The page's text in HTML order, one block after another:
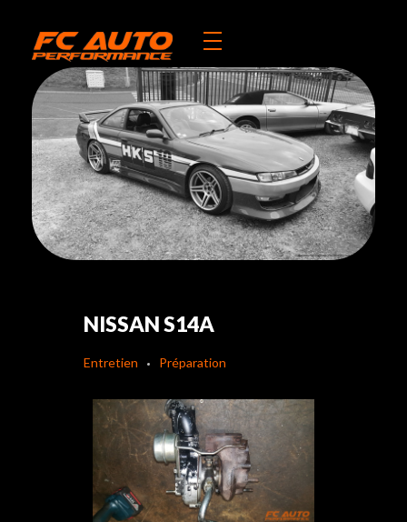
FC-Auto Performance
NISSAN S14A
Entretien Préparation